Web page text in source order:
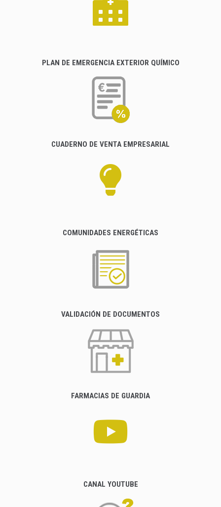
PLAN DE EMERGENCIA EXTERIOR QUÍMICO
CUADERNO DE VENTA EMPRESARIAL
COMUNIDADES ENERGÉTICAS
VALIDACIÓN DE DOCUMENTOS
FARMACIAS DE GUARDIA
CANAL YOUTUBE